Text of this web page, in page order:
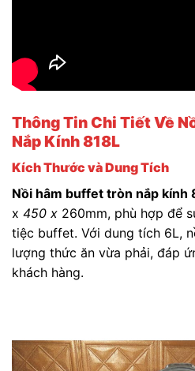
Thông Tin Chi Tiết Về
Nắp Kính 818L
Kích Thước và Dung Tích
Nồi hâm buffet tròn nắp kính
x 450 x 260mm, phù hợp để
tiệc buffet. Với dung tích 6L,
lượng thức ăn vừa phải, đáp
khách hàng.